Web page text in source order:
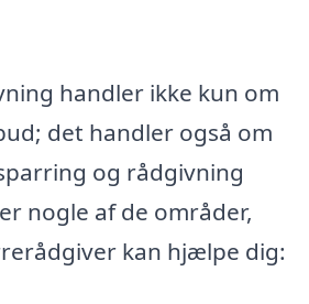
handler ikke kun om
det handler også om
og rådgivning
nogle af de områder,
kan hjælpe dig: